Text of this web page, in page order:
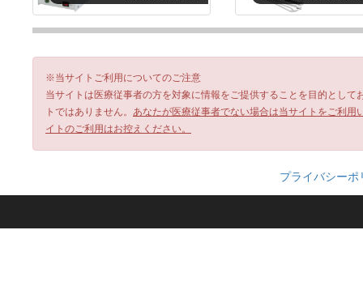
※当サイトご利用についてのご注意
当サイトは医療従事者の方を対象に情報をご提供することを目的とし
トではありません。 あなたが医療従事者でない場合は当サイトをご利
イトのご利用はお控えください。
プライバシーポ